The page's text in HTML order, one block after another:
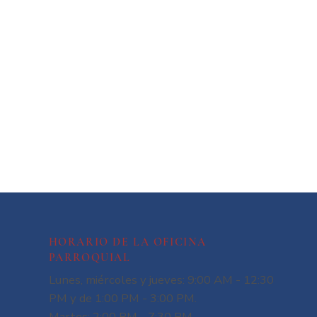
HORARIO DE LA OFICINA
PARROQUIAL
Lunes, miércoles y jueves: 9:00 AM - 12:30
PM y de 1:00 PM - 3:00 PM.